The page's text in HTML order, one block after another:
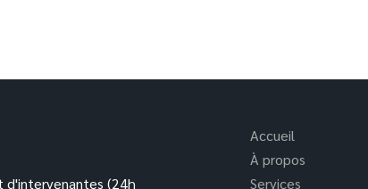
(24h
Accueil
À propos
Services